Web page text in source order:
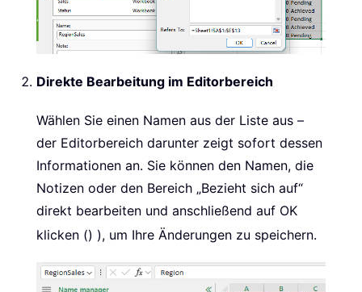
Direkte Bearbeitung im Editorbereich
Wählen Sie einen Namen aus der Liste aus –
der Editorbereich darunter zeigt sofort dessen
Informationen an. Sie können den Namen, die
Notizen oder den Bereich „Bezieht sich auf“
direkt bearbeiten und anschließend auf OK
klicken () ), um Ihre Änderungen zu speichern.